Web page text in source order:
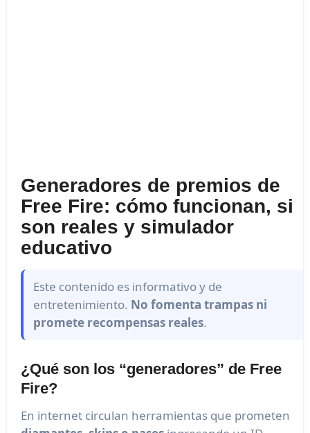
Generadores de premios de
Free Fire: cómo funcionan, si
son reales y simulador
educativo
Este contenido es informativo y de
entretenimiento. No fomenta trampas ni
promete recompensas reales.
¿Qué son los “generadores” de Free
Fire?
En internet circulan herramientas que prometen